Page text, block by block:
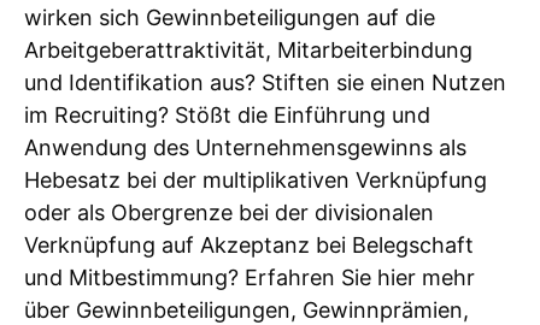
wirken sich Gewinnbeteiligungen auf die
Arbeitgeberattraktivität, Mitarbeiterbindung
und Identifikation aus? Stiften sie einen Nutzen
im Recruiting? Stößt die Einführung und
Anwendung des Unternehmensgewinns als
Hebesatz bei der multiplikativen Verknüpfung
oder als Obergrenze bei der divisionalen
Verknüpfung auf Akzeptanz bei Belegschaft
und Mitbestimmung? Erfahren Sie hier mehr
über Gewinnbeteiligungen, Gewinnprämien,